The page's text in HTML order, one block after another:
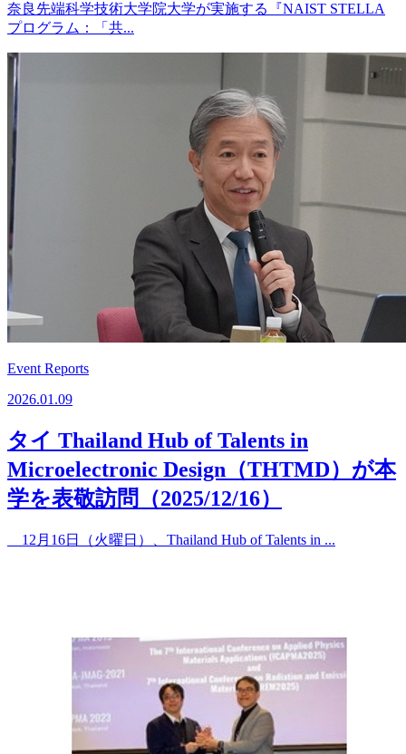
奈良先端科学技術大学院大学が実施する『NAIST STELLA
プログラム：「共...
Event Reports
2026.01.09
タイ Thailand Hub of Talents in
Microelectronic Design（THTMD）が本
学を表敬訪問（2025/12/16）
12月16日（火曜日）、Thailand Hub of Talents in ...